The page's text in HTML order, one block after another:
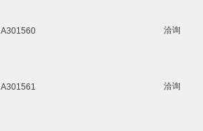
A301560 洽询
A301561 洽询